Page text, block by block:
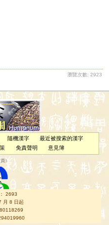
瀏覽次數: 2923
隨機漢字
最近被搜索的漢字
免責聲明 意見簿
）
2693
月 8 日起